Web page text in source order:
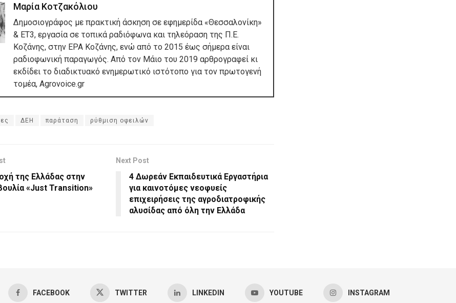
Μαρία Κοτζακόλιου
Δημοσιογράφος με πρακτική άσκηση σε εφημερίδα «Θεσσαλονίκη»
& ΕΤ3, εργασία σε τοπικά ραδιόφωνα και τηλεόραση της Π.Ε.
Κοζάνης, στην ΕΡΑ Κοζάνης, ενώ από το 2015 έως σήμερα είναι
ραδιοφωνική παραγωγός. Από τον Μάιο του 2019 αρθρογραφεί κι
εκδίδει το διαδικτυακό ενημερωτικό ιστότοπο για τον πρωτογενή
τομέα, Agrovoice.gr
ΔΕΗ παράταση ρύθμιση οφειλών
της Ελλάδας στην
«Just Transition»
Next Post
4 Δωρεάν Εκπαιδευτικά Εργαστήρια
για καινοτόμες νεοφυείς
επιχειρήσεις της αγροδιατροφικής
αλυσίδας από όλη την Ελλάδα
FACEBOOK TWITTER LINKEDIN YOUTUBE INSTAGRAM